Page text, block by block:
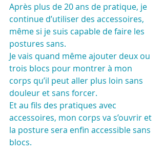
Après plus de 20 ans de pratique, je
continue d’utiliser des accessoires,
même si je suis capable de faire les
postures sans.
Je vais quand même ajouter deux ou
trois blocs pour montrer à mon
corps qu’il peut aller plus loin sans
douleur et sans forcer.
Et au fils des pratiques avec
accessoires, mon corps va s’ouvrir et
la posture sera enfin accessible sans
blocs.